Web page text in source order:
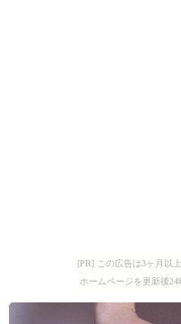
[PR] この広告は3ヶ月以
ホームページを更新後24